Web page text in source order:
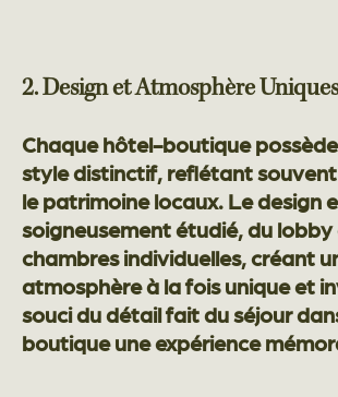
2. Design et Atmosphère
Chaque hôtel-boutique
style distinctif, reflétant
le patrimoine locaux. Le design
soigneusement étudié, du lobby
chambres individuelles, créant
atmosphère à la fois unique et
souci du détail fait du séjour
boutique une expérience